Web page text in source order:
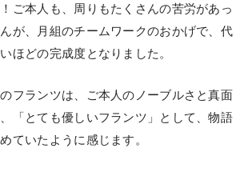
ご本人も、周りもたくさんの苦労があっ
が、月組のチームワークのおかげで、代
ほどの完成度となりました。
フランツは、ご本人のノーブルさと真面
「とても優しいフランツ」として、物語
ていたように感じます。